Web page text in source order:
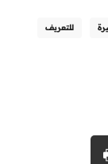
للتعريف